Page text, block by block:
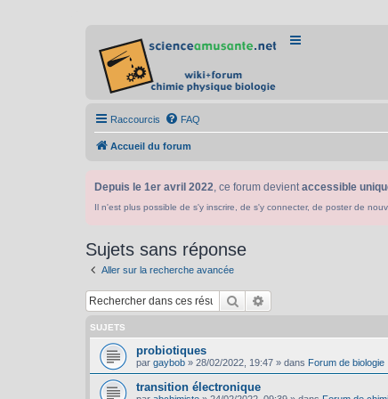
Raccourcis FAQ
Accueil du forum
Depuis le 1er avril 2022, ce forum devientaccessible
Il n'est plus possible de s'y inscrire, de s'y connecter, de poster de
Sujets sans réponse
Aller sur la recherche avancée
Rechercher
SUJETS
probiotiques
par gaybob » 28/02/2022, 19:47 » dans Forum de biologie
transition électronique